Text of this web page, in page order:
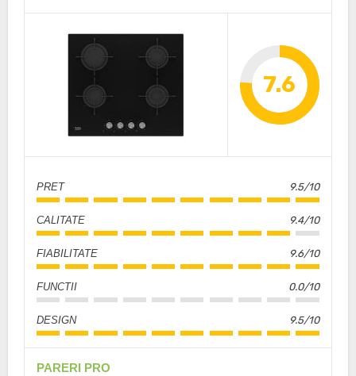
7.6
PRET 9.5/10
CALITATE 9.4/10
FIABILITATE 9.6/10
FUNCTII 0.0/10
DESIGN 9.5/10
PARERI PRO